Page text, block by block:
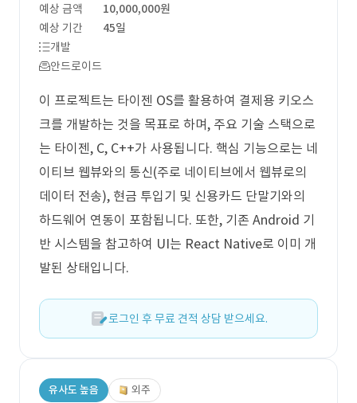
예상 금액
10,000,000원
예상 기간
45일
개발
안드로이드
이 프로젝트는 타이젠 OS를 활용하여 결제용 키오스
크를 개발하는 것을 목표로 하며, 주요 기술 스택으로
는 타이젠, C, C++가 사용됩니다. 핵심 기능으로는 네
이티브 웹뷰와의 통신(주로 네이티브에서 웹뷰로의
데이터 전송), 현금 투입기 및 신용카드 단말기와의
하드웨어 연동이 포함됩니다. 또한, 기존 Android 기
반 시스템을 참고하여 UI는 React Native로 이미 개
발된 상태입니다.
로그인 후 무료 견적 상담 받으세요.
유사도 높음 외주